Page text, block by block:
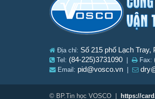
Địa chỉ: Số 215 phố Lạch
Tel: (84-225)3731090 Fax:
Email: pid@vosco.vn
© BP.Tin học VOSCO | https://